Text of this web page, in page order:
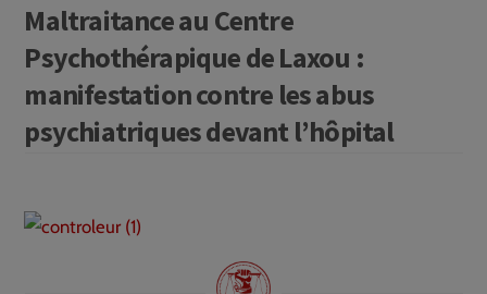
Maltraitance au Centre
Psychothérapique de Laxou :
manifestation contre les abus
psychiatriques devant l’hôpital